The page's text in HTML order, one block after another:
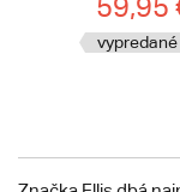
vypredané